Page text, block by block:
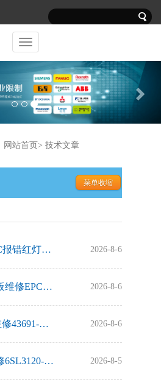
网站首页 > 技术文章
西门子S7‑200PLC报错红灯闪烁无法通讯故障维修解决方法 2026-8-6
阿法拉伐控制面板维修EPC50 OP输出不平衡故障维修方法 2026-8-6
VAMCO驱动器维修43691-REVB模块损坏故障维修 2026-8-6
西门子驱动器维修6SL3120-1TE28-5AA3显示报警F07802故障维修 2026-8-5